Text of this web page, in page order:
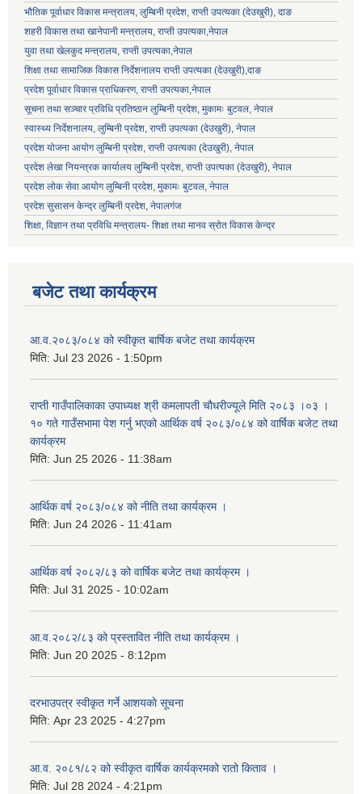
भौतिक पूर्वाधार विकास मन्त्रालय, लुम्बिनी प्रदेश, राप्ती उपत्यका (देउखुरी), दाङ
शहरी विकास तथा खानेपानी मन्त्रालय, राप्ती उपत्यका,नेपाल
युवा तथा खेलकुद मन्त्रालय, राप्ती उपत्यका,नेपाल
शिक्षा तथा सामाजिक विकास निर्देशनालय राप्ती उपत्यका (देउखुरी),दाङ
प्रदेश पूर्वाधार विकास प्राधिकरण, राप्ती उपत्यका,नेपाल
सूचना तथा सञ्चार प्रविधि प्रतिष्ठान लुम्बिनी प्रदेश, मुकामः बुटवल, नेपाल
स्वास्थ्य निर्देशनालय, लुम्बिनी प्रदेश, राप्ती उपत्यका (देउखुरी), नेपाल
प्रदेश योजना आयोग लुम्बिनी प्रदेश, राप्ती उपत्यका (देउखुरी), नेपाल
प्रदेश लेखा नियन्त्रक कार्यालय लुम्बिनी प्रदेश, राप्ती उपत्यका (देउखुरी), नेपाल
प्रदेश लोक सेवा आयोग लुम्बिनी प्रदेश, मुकामः बुटवल, नेपाल
प्रदेश सुसासन केन्द्र लुम्बिनी प्रदेश, नेपालगंज
शिक्षा, विज्ञान तथा प्रविधि मन्त्रालय- शिक्षा तथा मानव स्रोत विकास केन्द्र
बजेट तथा कार्यक्रम
आ.व.२०८३/०८४ को स्वीकृत बार्षिक बजेट तथा कार्यक्रम
मिति: Jul 23 2026 - 1:50pm
राप्ती गाउँपालिकाका उपाध्यक्ष श्री कमलापती चौधरीज्यूले मिति २०८३ ।०३ ।
१० गते गाउँसभामा पेश गर्नु भएको आर्थिक वर्ष २०८३/०८४ को वार्षिक बजेट तथा
कार्यक्रम
मिति: Jun 25 2026 - 11:38am
आर्थिक वर्ष २०८३/०८४ को नीति तथा कार्यक्रम ।
मिति: Jun 24 2026 - 11:41am
आर्थिक वर्ष २०८२/८३ को वार्षिक बजेट तथा कार्यक्रम ।
मिति: Jul 31 2025 - 10:02am
आ.व.२०८२/८३ को प्रस्तावित नीति तथा कार्यक्रम ।
मिति: Jun 20 2025 - 8:12pm
दरभाउपत्र स्वीकृत गर्ने आशयकाे सूचना
मिति: Apr 23 2025 - 4:27pm
आ.व. २०८१/८२ को स्वीकृत वार्षिक कार्यक्रमको रातो किताव ।
मिति: Jul 28 2024 - 4:21pm